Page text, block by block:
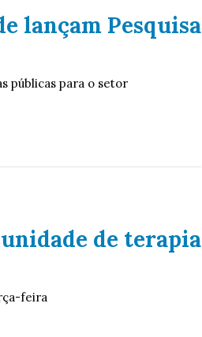
lançam Pesquisa
públicas para o setor
de terapia
feira